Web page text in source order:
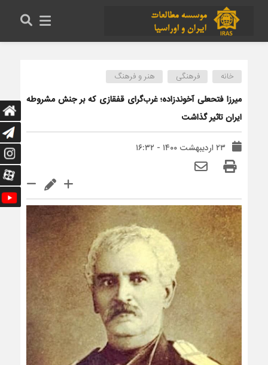
خانه فرهنگی هنر و فرهنگ
میرزا فتحعلی آخوندزاده؛ غرب‌گرای قفقازی که بر جنش مشروطه
ایران تاثیر گذاشت
۲۳ اردیبهشت ۱۴۰۰ - ۱۶:۳۲